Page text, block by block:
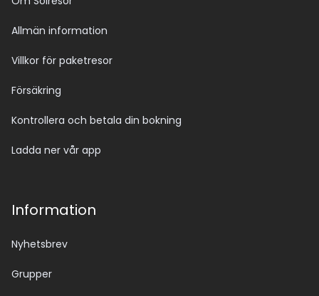
Allmän information
Villkor för paketresor
Försäkring
Kontrollera och betala din bokning
Ladda ner vår app
Information
Nyhetsbrev
Grupper